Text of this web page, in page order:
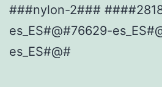
###nylon-2###
es_ES#@#76629-
es_ES#@#